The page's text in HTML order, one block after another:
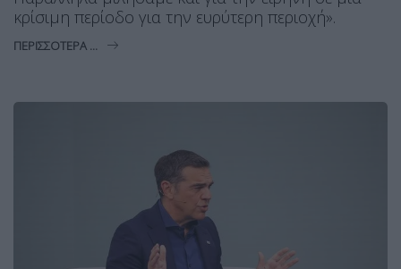
κρίσιμη περίοδο για την ευρύτερη περιοχή».
ΠΕΡΙΣΣΌΤΕΡΑ ...